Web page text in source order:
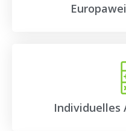
Individuelles